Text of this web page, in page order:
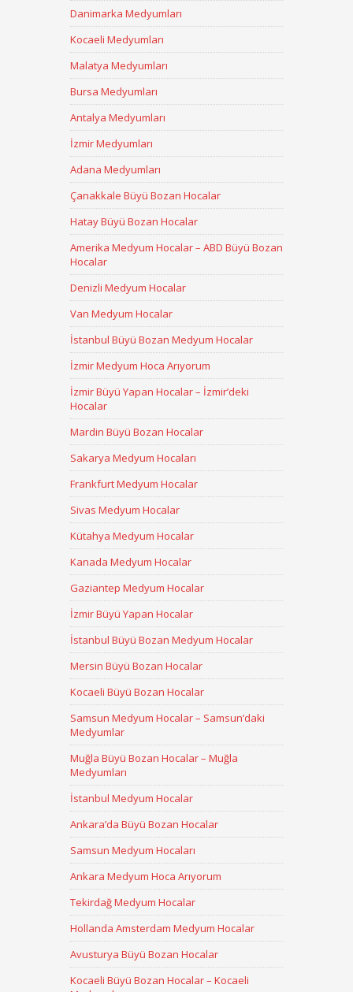
Danimarka Medyumları
Kocaeli Medyumları
Malatya Medyumları
Bursa Medyumları
Antalya Medyumları
İzmir Medyumları
Adana Medyumları
Çanakkale Büyü Bozan Hocalar
Hatay Büyü Bozan Hocalar
Amerika Medyum Hocalar – ABD Büyü Bozan
Hocalar
Denizli Medyum Hocalar
Van Medyum Hocalar
İstanbul Büyü Bozan Medyum Hocalar
İzmir Medyum Hoca Arıyorum
İzmir Büyü Yapan Hocalar – İzmir’deki
Hocalar
Mardin Büyü Bozan Hocalar
Sakarya Medyum Hocaları
Frankfurt Medyum Hocalar
Sivas Medyum Hocalar
Kütahya Medyum Hocalar
Kanada Medyum Hocalar
Gaziantep Medyum Hocalar
İzmir Büyü Yapan Hocalar
İstanbul Büyü Bozan Medyum Hocalar
Mersin Büyü Bozan Hocalar
Kocaeli Büyü Bozan Hocalar
Samsun Medyum Hocalar – Samsun’daki
Medyumlar
Muğla Büyü Bozan Hocalar – Muğla
Medyumları
İstanbul Medyum Hocalar
Ankara’da Büyü Bozan Hocalar
Samsun Medyum Hocaları
Ankara Medyum Hoca Arıyorum
Tekirdağ Medyum Hocalar
Hollanda Amsterdam Medyum Hocalar
Avusturya Büyü Bozan Hocalar
Kocaeli Büyü Bozan Hocalar – Kocaeli